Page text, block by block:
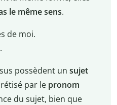
le même sens.
de moi.
possèdent un sujet
par le pronom
du sujet, bien que